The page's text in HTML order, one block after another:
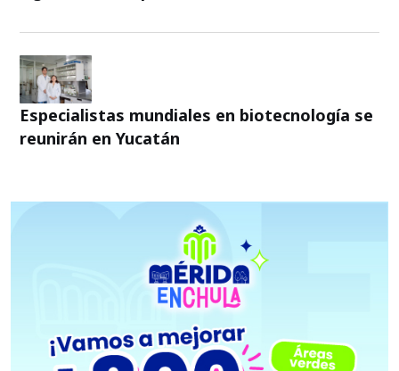
Especialistas mundiales en biotecnología se
reunirán en Yucatán